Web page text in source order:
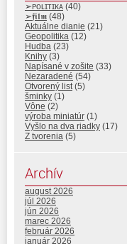
➢ᴘᴏʟɪᴛɪᴋᴀ (40)
➢𝖋𝖎𝖑𝖒 (48)
Aktuálne dianie (21)
Geopolitika (12)
Hudba (23)
Knihy (3)
Napísané v zošite (33)
Nezaradené (54)
Otvorený list (5)
šminky (1)
Vône (2)
výroba miniatúr (1)
Vyšlo na dva riadky (17)
Z tvorenia (5)
Archív
august 2026
júl 2026
jún 2026
marec 2026
február 2026
január 2026